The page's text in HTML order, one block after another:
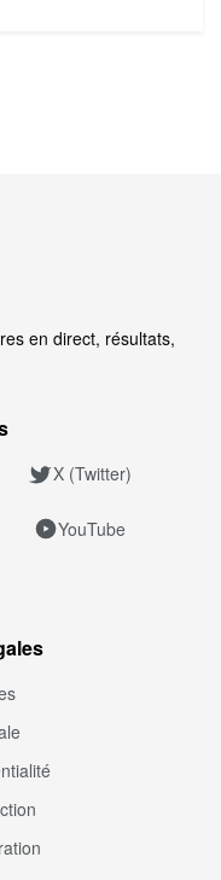
en direct, résultats,
X (Twitter)
YouTube